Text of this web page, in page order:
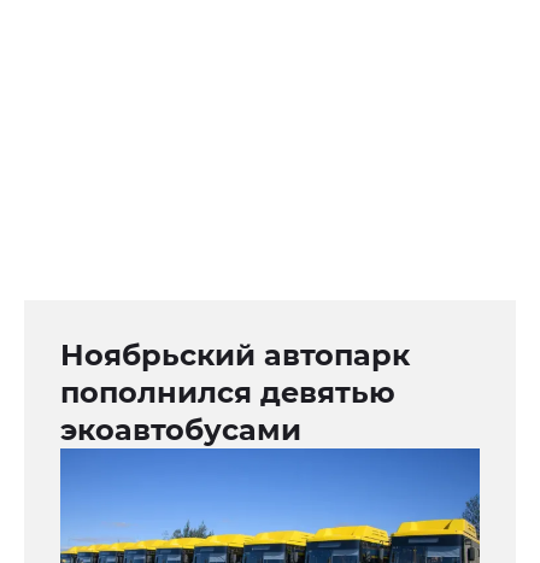
Ноябрьский автопарк
пополнился девятью
экоавтобусами